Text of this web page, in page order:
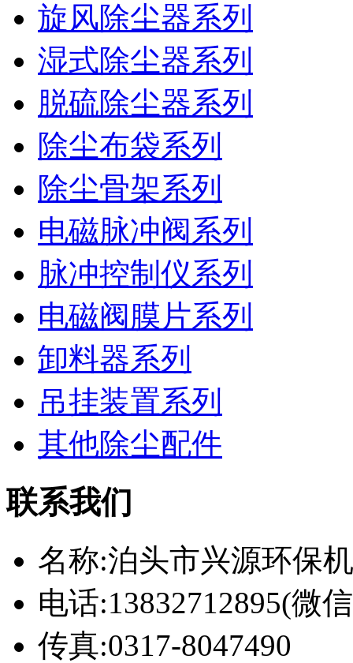
旋风除尘器系列
湿式除尘器系列
脱硫除尘器系列
除尘布袋系列
除尘骨架系列
电磁脉冲阀系列
脉冲控制仪系列
电磁阀膜片系列
卸料器系列
吊挂装置系列
其他除尘配件
联系我们
名称:泊头市兴源环保
电话:13832712895(微
传真:0317-8047490